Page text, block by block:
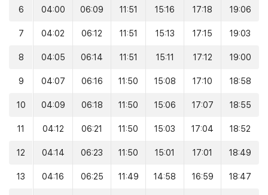
6 04:00 06:09 11:51 15:16 17:18 19:06
7 04:02 06:12 11:51 15:13 17:15 19:03
8 04:05 06:14 11:51 15:11 17:12 19:00
9 04:07 06:16 11:50 15:08 17:10 18:58
10 04:09 06:18 11:50 15:06 17:07 18:55
11 04:12 06:21 11:50 15:03 17:04 18:52
12 04:14 06:23 11:50 15:01 17:01 18:49
13 04:16 06:25 11:49 14:58 16:59 18:47